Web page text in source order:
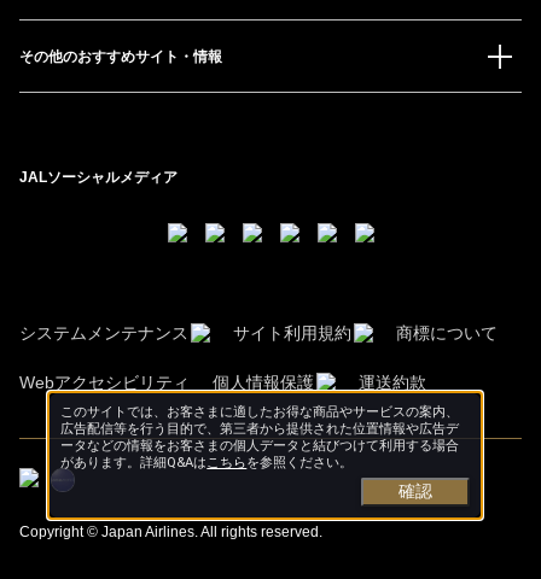
その他のおすすめサイト・情報
JALソーシャルメディア
システムメンテナンス サイト利用規約 商標について
Webアクセシビリティ 個人情報保護 運送約款
Copyright © Japan Airlines. All rights reserved.
このサイトでは、お客さまに適したお得な商品やサービスの案内、
広告配信等を行う目的で、第三者から提供された位置情報や広告デ
ータなどの情報をお客さまの個人データと結びつけて利用する場合
があります。詳細Q&Aはこちらを参照ください。
確認